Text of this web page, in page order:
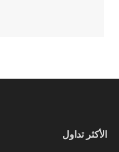
الأكثر تداول